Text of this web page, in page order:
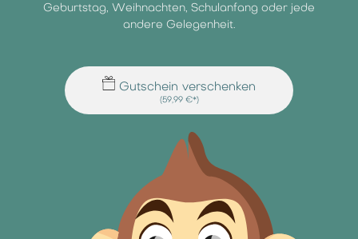
Geburtstag, Weihnachten, Schulanfang oder jede
andere Gelegenheit.
Gutschein verschenken
(59,99 €*)